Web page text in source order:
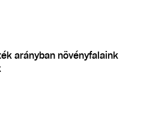
arányban növényfalaink